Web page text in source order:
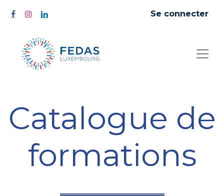
Se connecter
Catalogue de
formations